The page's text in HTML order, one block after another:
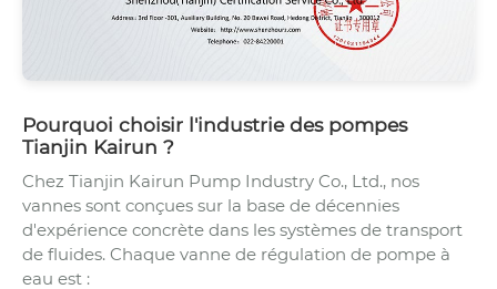
Pourquoi choisir l'industrie des pompes
Tianjin Kairun ?
Chez Tianjin Kairun Pump Industry Co., Ltd., nos
vannes sont conçues sur la base de décennies
d'expérience concrète dans les systèmes de transport
de fluides. Chaque vanne de régulation de pompe à
eau est :